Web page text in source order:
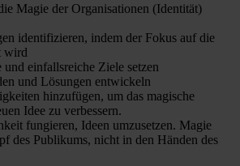
Magie der Organisationen (Identität)
identifizieren, indem der Fokus auf die
wird
und einfallsreiche Ziele setzen
und Lösungen entwickeln
hinzufügen, um das magische
Idee zu verbessern.
fungieren, Ideen umzusetzen. Magie
des Publikums, nicht in den Händen des